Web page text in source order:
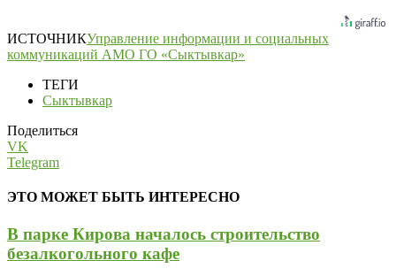
ИСТОЧНИКУправление информации и социальных
коммуникаций АМО ГО «Сыктывкар»
ТЕГИ
Сыктывкар
Поделиться
VK
Telegram
ЭТО МОЖЕТ БЫТЬ ИНТЕРЕСНО
В парке Кирова началось строительство
безалкогольного кафе